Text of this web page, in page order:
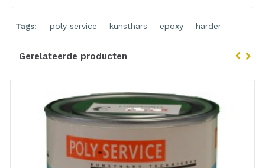
Tags: poly service kunsthars epoxy harder
Gerelateerde producten